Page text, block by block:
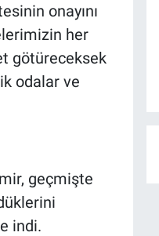
onayını
her
götüreceksek
odalar ve
geçmişte
indi.